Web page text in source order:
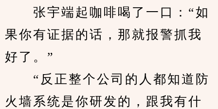
张宇端起咖啡喝了一口：“如
果你有证据的话，那就报警抓我
好了。”
“反正整个公司的人都知道防
火墙系统是你研发的，跟我有什